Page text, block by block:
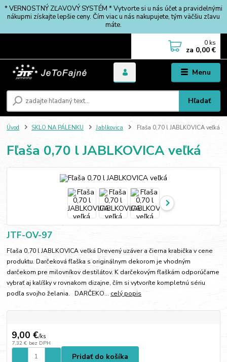
* VERNOSTNÝ ZĽAVOVÝ SYSTÉM * Vytvorte si u nás účet a pravidelnými
nákupmi získajte lepšie ceny. Čím viac u nás nakupujete, tým väčšiu zľavu
máte.
Menu
Hľadať
0 ks
za 0,00 €
Úvod SKLO NA PÁLENKU Jablkovica Fľaša 0,70 l JABLKOVICA veľká
Fľaša 0,70 l JABLKOVICA veľká
JTF-OV-97
Fľaša 0,70 l JABLKOVICA veľká Drevený uzáver a čierna krabička v cene
produktu. Darčeková fľaška s originálnym dekorom je vhodným
darčekom pre milovníkov destilátov. K darčekovým fľaškám odporúčame
vybrať aj kalíšky v rovnakom dizajne, čím si vytvoríte kompletnú sériu
podľa svojho želania. DARČEKO... celý popis
9,00 €/ks
7,32 € bez DPH
Pridať do košíka